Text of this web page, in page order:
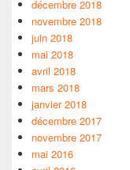
décembre 2018
novembre 2018
juin 2018
mai 2018
avril 2018
mars 2018
janvier 2018
décembre 2017
novembre 2017
mai 2016